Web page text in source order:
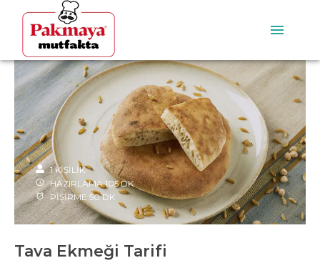
1 KİŞİLİK
HAZIRLAMA 105 DK
PİŞİRME 50 DK
Tava Ekmeği Tarifi